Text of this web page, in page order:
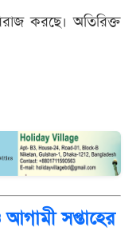
করছে। অতিরিক্ত
সপ্তাহের